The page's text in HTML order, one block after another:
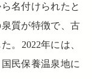
名付けられたと
質が特徴で、古
。2022年には、
民保養温泉地に